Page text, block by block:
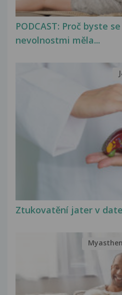
PODCAST: Proč byste
nevolnostmi měla...
Ztukovatění jater v